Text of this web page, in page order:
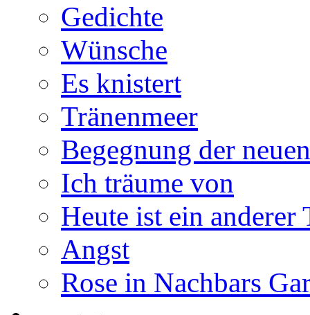
Gedichte
Wünsche
Es knistert
Tränenmeer
Begegnung der
Ich träume von
Heute ist ein anderer
Angst
Rose in Nachbars